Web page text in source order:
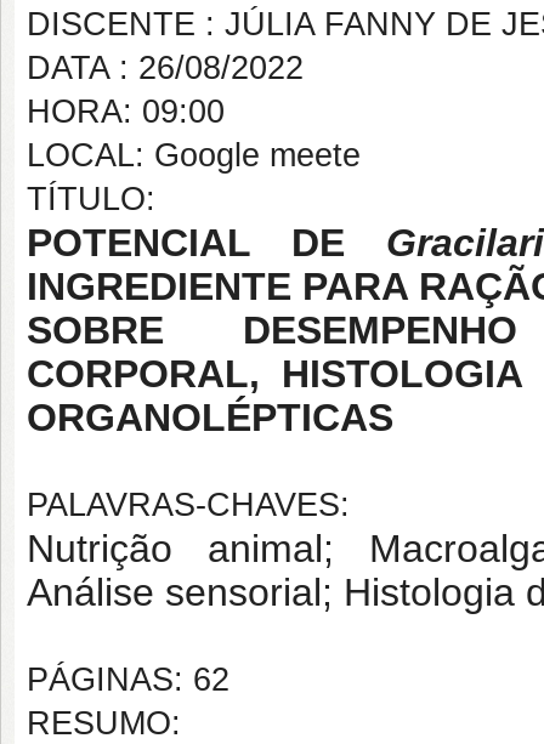
DISCENTE : JÚLIA FANNY DE
DATA : 26/08/2022
HORA: 09:00
LOCAL: Google meete
TÍTULO:
POTENCIAL DE
INGREDIENTE PARA
SOBRE
CORPORAL,
ORGANOLÉPTICAS
PALAVRAS-CHAVES:
Nutrição animal;
Análise sensorial; Histologia
PÁGINAS: 62
RESUMO: